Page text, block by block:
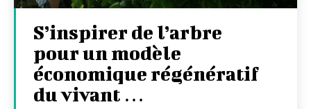
S’inspirer de l’arbre
pour un modèle
économique régénératif
du vivant …